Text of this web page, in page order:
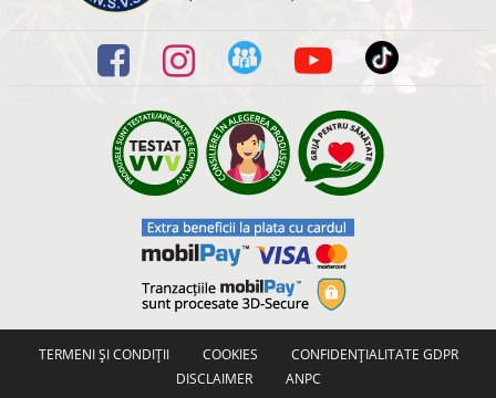
TERMENI ȘI CONDIȚII COOKIES
CONFIDENȚIALITATE GDPR
DISCLAIMER
ANPC